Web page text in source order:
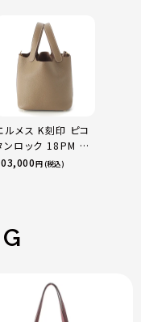
G36424 ブラック
ルメス K刻印 ピコ
ンロック 18PM ト
ヨン ハンドバッグ
円 (税込)